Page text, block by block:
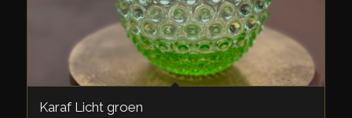
Karaf Licht groen